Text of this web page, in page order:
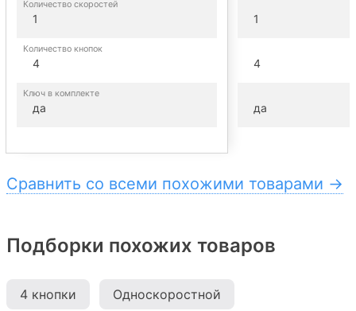
Количество скоростей
1
Количество кнопок
4
Ключ в комплекте
да
1
4
да
Сравнить со всеми похожими товарами →
Подборки похожих товаров
4 кнопки Односкоростной